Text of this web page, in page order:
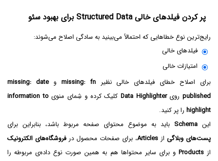
پر کردن فیلدهای خالی Structured Data برای بهبود سئو
رایج‌ترین نوع خطاهایی که احتمالاً می‌بینید به سادگی اصلاح می‌شوند:
فیلدهای خالی
امتیازات خالی
برای اصلاح خطای فیلدهای خالی نظیرmissing: fn وmissing: date
publishedرویData Highlighter کلیک کرده و شِمای منویinformation to
highlight را پر کنید.
این Schema باید به موضوع محتوای صفحه مربوط باشد، بنابراین برای
پست‌های وبلاگی از Articles، برای صفحات محصول درفروشگاه‌های الکترونیک
ازProducts و برای سایر محتواها هم به همین صورت نوع داده‌ی مربوطه را